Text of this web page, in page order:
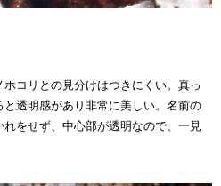
コリとの見分けはつきにくい。真っ
透明感があり非常に美しい。名前の
をせず、中心部が透明なので、一見